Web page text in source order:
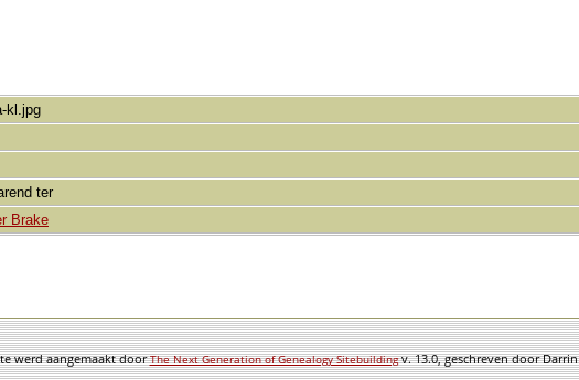
kl.jpg
ter
Brake
werd aangemaakt doorThe Next Generation of Genealogy Sitebuildingv. 13.0, geschreven door